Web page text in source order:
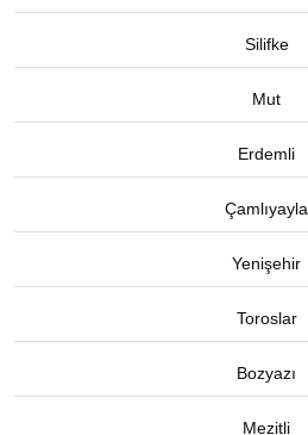
Silifke
Mut
Erdemli
Çamlıyayla
Yenişehir
Toroslar
Bozyazı
Mezitli